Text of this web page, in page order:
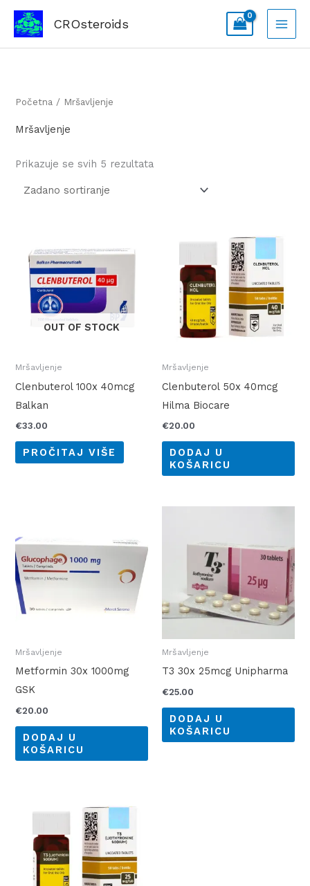
Skip
content
CROsteroids
Početna / Mršavljenje
Mršavljenje
Prikazuje se svih 5 rezultata
OUT OF STOCK
Mršavljenje
Clenbuterol 100x 40mcg
Balkan
€33.00
PROČITAJ VIŠE
Mršavljenje
Clenbuterol 50x 40mcg
Hilma Biocare
€20.00
DODAJ U
KOŠARICU
Mršavljenje
Metformin 30x 1000mg
GSK
€20.00
DODAJ U
KOŠARICU
Mršavljenje
T3 30x 25mcg Unipharma
€25.00
DODAJ U
KOŠARICU